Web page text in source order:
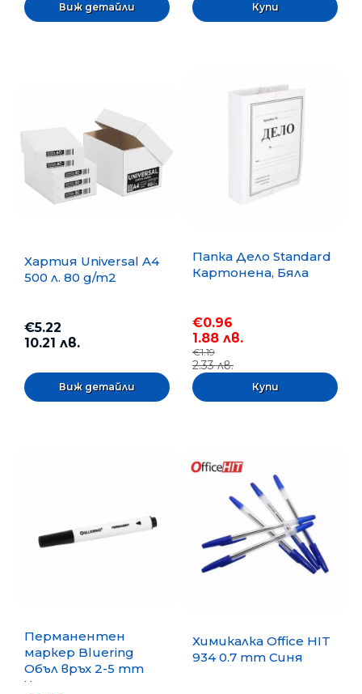
Виж детайли
Хартия Universal A4
500 л. 80 g/m2
€5.22
10.21 лв.
Виж детайли
Папка Дело Standard
Картонена, Бяла
€0.96
1.88 лв.
€1.19
2.33 лв.
Перманентен
маркер Bluering
Объл връх 2-5 mm
Черен
Химикалка Office HIT
934 0.7 mm Синя